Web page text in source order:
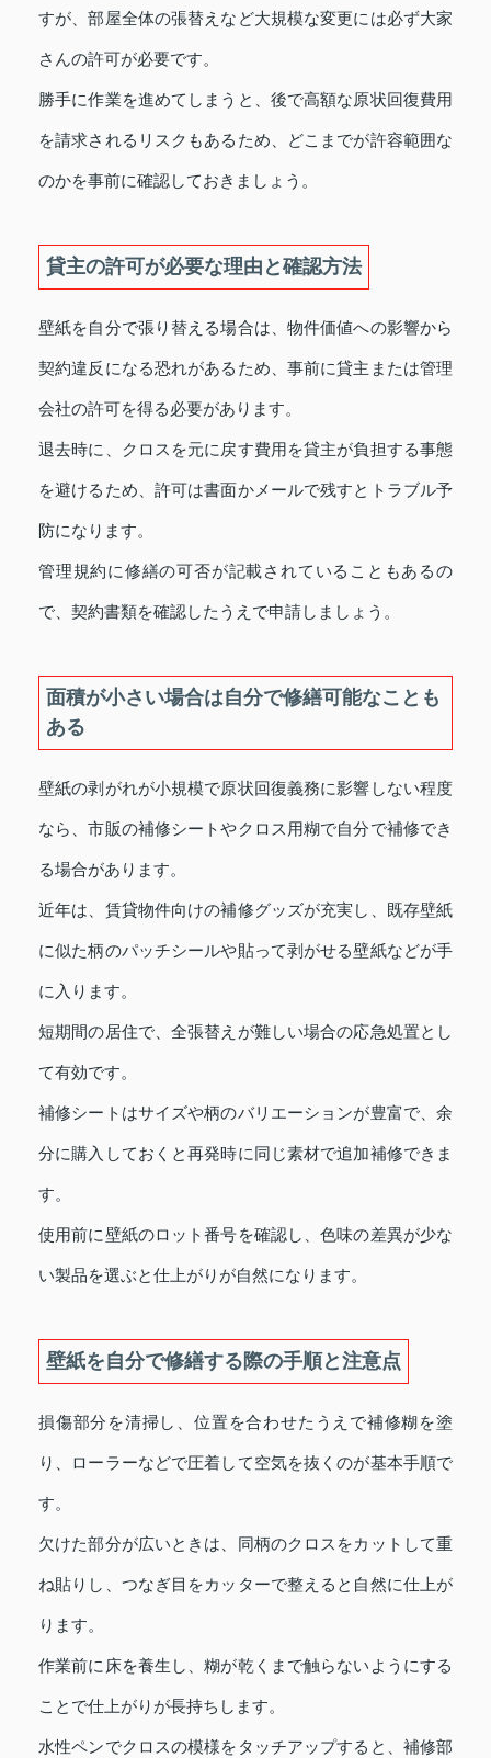
すが、部屋全体の張替えなど大規模な変更には必ず大家
さんの許可が必要です。
勝手に作業を進めてしまうと、後で高額な原状回復費用
を請求されるリスクもあるため、どこまでが許容範囲な
のかを事前に確認しておきましょう。
貸主の許可が必要な理由と確認方法
壁紙を自分で張り替える場合は、物件価値への影響から
契約違反になる恐れがあるため、事前に貸主または管理
会社の許可を得る必要があります。
退去時に、クロスを元に戻す費用を貸主が負担する事態
を避けるため、許可は書面かメールで残すとトラブル予
防になります。
管理規約に修繕の可否が記載されていることもあるの
で、契約書類を確認したうえで申請しましょう。
面積が小さい場合は自分で修繕可能なことも
ある
壁紙の剥がれが小規模で原状回復義務に影響しない程度
なら、市販の補修シートやクロス用糊で自分で補修でき
る場合があります。
近年は、賃貸物件向けの補修グッズが充実し、既存壁紙
に似た柄のパッチシールや貼って剥がせる壁紙などが手
に入ります。
短期間の居住で、全張替えが難しい場合の応急処置とし
て有効です。
補修シートはサイズや柄のバリエーションが豊富で、余
分に購入しておくと再発時に同じ素材で追加補修できま
す。
使用前に壁紙のロット番号を確認し、色味の差異が少な
い製品を選ぶと仕上がりが自然になります。
壁紙を自分で修繕する際の手順と注意点
損傷部分を清掃し、位置を合わせたうえで補修糊を塗
り、ローラーなどで圧着して空気を抜くのが基本手順で
す。
欠けた部分が広いときは、同柄のクロスをカットして重
ね貼りし、つなぎ目をカッターで整えると自然に仕上が
ります。
作業前に床を養生し、糊が乾くまで触らないようにする
ことで仕上がりが長持ちします。
水性ペンでクロスの模様をタッチアップすると、補修部